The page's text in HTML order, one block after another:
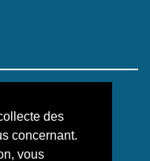
des
concernant.
vous